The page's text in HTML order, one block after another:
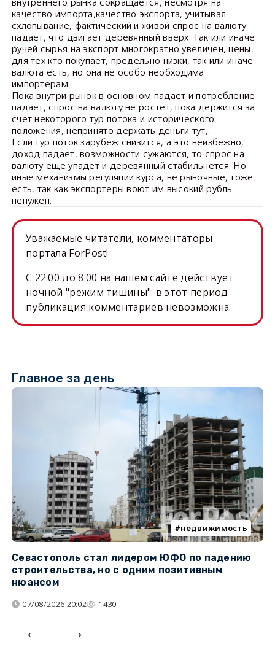
качество импорта,качество экспорта, учитывая
схлопывание, фактический и живой спрос на валюту
падает, что двигает деревянный вверх. Так или иначе
ручей сырья на экспорт многократно увеличен, цены,
для тех кто покупает, предельно низки, так или иначе
валюта есть, но она не особо необходима
импортерам.
Пока внутри рынок в основном падает и потребление
падает, спрос на валюту не ростет, пока держится за
счет некоторого тур потока и исторического
положения, непринято держать деньги тут,.
Если тур поток зарубеж снизится, а это неизбежно,
доход падает, возможности сужаются, то спрос на
валюту еще упадет и деревянный стабильнется. Но
иные механизмы регуляции курса, не рыночные, тоже
есть, так как экспортеры воют им высокий рубль
ненужен.
Уважаемые читатели, комментаторы
портала ForPost!
C 22.00 до 8.00 на нашем сайте действует
ночной "режим тишины": в этот период
публикация комментариев невозможна.
Главное за день
недвижимость
Севастополь стал лидером ЮФО по падению
строительства, но с одним позитивным
нюансом
07/08/2026 20:02 1430